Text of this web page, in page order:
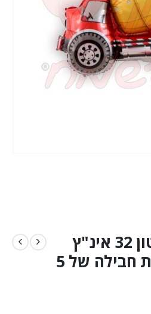
מיילר מערבל בטון 32 אינ"ץ
*מגיע בסיטונאות חבילה של 5